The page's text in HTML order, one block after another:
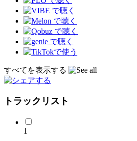
すべてを表示する
トラックリスト
1